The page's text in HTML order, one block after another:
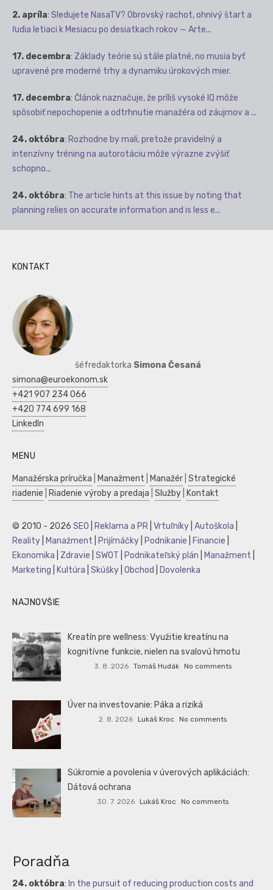
2. apríla: Sledujete NasaTV? Obrovský rachot, ohnivý štart a
ľudia letiaci k Mesiacu po desiatkach rokov — Arte...
17. decembra: Základy teórie sú stále platné, no musia byť
upravené pre moderné trhy a dynamiku úrokových mier.
17. decembra: Článok naznačuje, že príliš vysoké IQ môže
spôsobiť nepochopenie a odtrhnutie manažéra od záujmov a ...
24. októbra: Rozhodne by mali, pretože pravidelný a
intenzívny tréning na autorotáciu môže výrazne zvýšiť
schopno...
24. októbra: The article hints at this issue by noting that
planning relies on accurate information and is less e...
KONTAKT
šéfredaktorka Simona Česaná
simona@euroekonom.sk
+421 907 234 066
+420 774 699 168
LinkedIn
MENU
Manažérska príručka Manažment Manažér Strategické
riadenie
Riadenie výroby a predaja Služby Kontakt
© 2010 - 2026 SEO Reklama a PR Vrtuľníky Autoškola
Reality
Manažment Prijímáčky Podnikanie Financie
Ekonomika
Zdravie SWOT Podnikateľský plán Manažment
Marketing
Kultúra Skúšky Obchod Dovolenka
NAJNOVŠIE
Kreatín pre wellness: Využitie kreatínu na
kognitívne funkcie, nielen na svalovú hmotu
3. 8. 2026 Tomáš Hudák No comments
Úver na investovanie: Páka a riziká
2. 8. 2026 Lukáš Kroc No comments
Súkromie a povolenia v úverových aplikáciách:
Dátová ochrana
30. 7. 2026 Lukáš Kroc No comments
Poradňa
24. októbra: In the pursuit of reducing production costs and